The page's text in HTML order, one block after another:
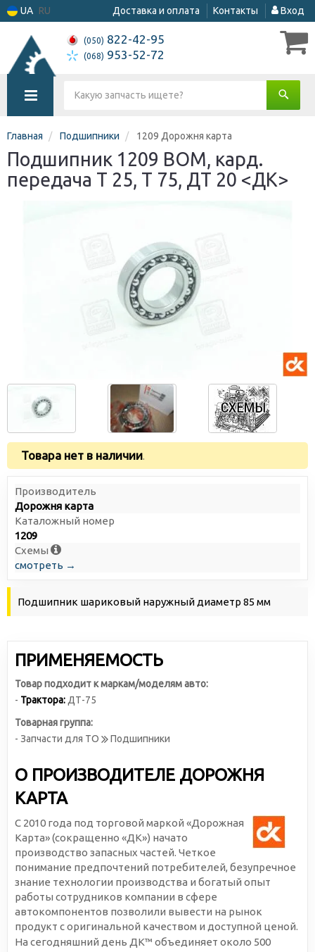
UA RU Доставка и оплата Контакты Вход
(050) 822-42-95
(068) 953-52-72
Главная Подшипники 1209 Дорожня карта
Подшипник 1209 ВОМ, кард.
передача Т 25, Т 75, ДТ 20 <ДК>
Товара нет в наличии.
Производитель
Дорожня карта
Каталожный номер
1209
Схемы
смотреть →
Подшипник шариковый наружный диаметр 85 мм
ПРИМЕНЯЕМОСТЬ
Товар подходит к маркам/моделям авто:
- Трактора: ДТ-75
Товарная группа:
- Запчасти для ТО
Подшипники
О ПРОИЗВОДИТЕЛЕ ДОРОЖНЯ
КАРТА
С 2010 года под торговой маркой «Дорожная
Карта» (сокращенно «ДК») начато
производство запасных частей. Четкое
понимание предпочтений потребителей, безупречное
знание технологии производства и богатый опыт
работы сотрудников компании в сфере
автокомпонентов позволили вывести на рынок
продукт с оригинальной качеством и доступной ценой.
На сегодняшний день ДК™ объединяет около 500